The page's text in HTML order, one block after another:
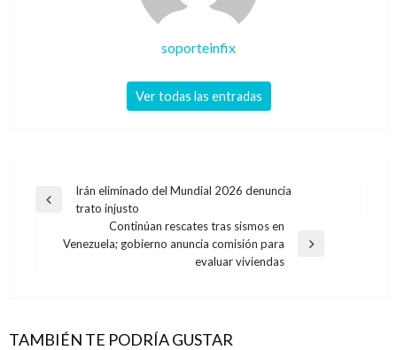
soporteinfix
Ver todas las entradas
Navegación
entradas
Entrada
Irán eliminado del Mundial 2026 denuncia
trato injusto
Entrada
Continúan rescates tras sismos en
Venezuela; gobierno anuncia comisión para
evaluar viviendas
TAMBIÉN TE PODRÍA GUSTAR